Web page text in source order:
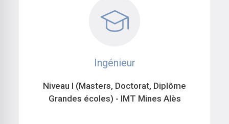
Ingénieur
Niveau I (Masters, Doctorat, Diplôme
Grandes écoles) - IMT Mines Alès